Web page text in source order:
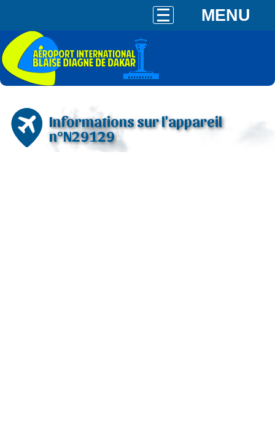
MENU
Informations sur l'appareil
n°N29129